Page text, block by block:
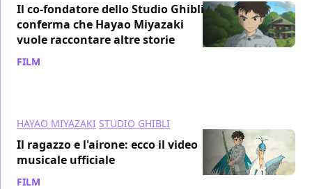
Il co-fondatore dello Studio Ghibli
conferma che Hayao Miyazaki
vuole raccontare altre storie
FILM
HAYAO MIYAZAKI STUDIO GHIBLI
Il ragazzo e l'airone: ecco il video
musicale ufficiale
FILM